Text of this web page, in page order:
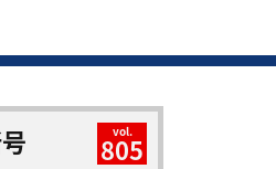
vol.
805